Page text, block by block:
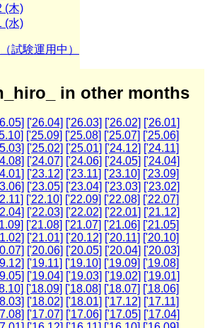
(木)
(水)
試験運用中）
in other months
['26.04] ['26.03] ['26.02] ['26.01]
['25.09] ['25.08] ['25.07] ['25.06]
['25.02] ['25.01] ['24.12] ['24.11]
['24.07] ['24.06] ['24.05] ['24.04]
['23.12] ['23.11] ['23.10] ['23.09]
['23.05] ['23.04] ['23.03] ['23.02]
['22.10] ['22.09] ['22.08] ['22.07]
['22.03] ['22.02] ['22.01] ['21.12]
['21.08] ['21.07] ['21.06] ['21.05]
['21.01] ['20.12] ['20.11] ['20.10]
['20.06] ['20.05] ['20.04] ['20.03]
['19.11] ['19.10] ['19.09] ['19.08]
['19.04] ['19.03] ['19.02] ['19.01]
['18.09] ['18.08] ['18.07] ['18.06]
['18.02] ['18.01] ['17.12] ['17.11]
['17.07] ['17.06] ['17.05] ['17.04]